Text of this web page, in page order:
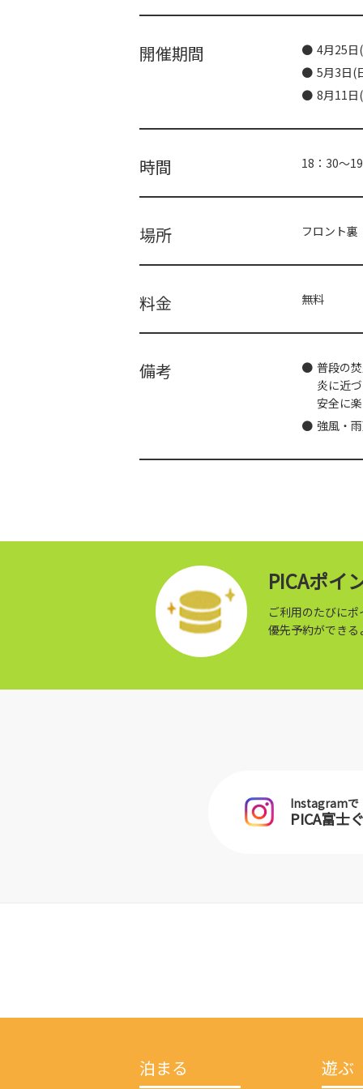
開催期間
4月25日
5月3日(
8月11日
時間 18：30～
場所 フロント裏
料金 無料
備考
普段の
炎に近
安全に
強風・
PICAポイ
ご利用のたびに
優先予約ができ
Instagramで
PICA富士
泊まる 遊ぶ